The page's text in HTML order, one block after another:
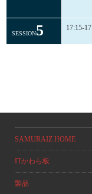
SESSION5 17:15-
SAMURAIZ HOME
ITかわら板
製品